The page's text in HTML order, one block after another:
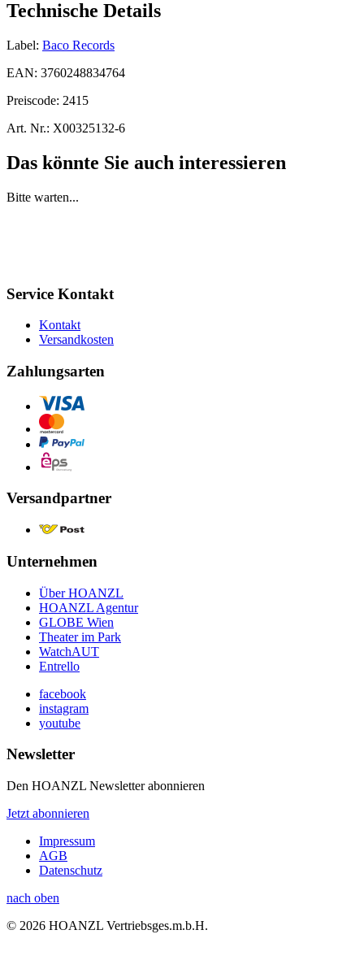
Technische Details
Label: Baco Records
EAN: 3760248834764
Preiscode: 2415
Art. Nr.: X00325132-6
Das könnte Sie auch interessieren
Bitte warten...
Service Kontakt
Kontakt
Versandkosten
Zahlungsarten
Versandpartner
Unternehmen
Über HOANZL
HOANZL Agentur
GLOBE Wien
Theater im Park
WatchAUT
Entrello
facebook
instagram
youtube
Newsletter
Den HOANZL Newsletter abonnieren
Jetzt abonnieren
Impressum
AGB
Datenschutz
nach oben
© 2026 HOANZL Vertriebsges.m.b.H.